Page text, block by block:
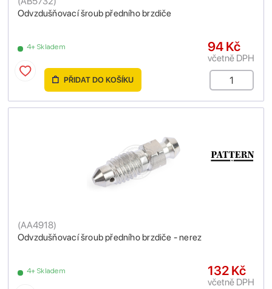
Odvzdušňovací šroub předního brzdiče
4+ Skladem 94 Kč
včetně DPH
PŘIDAT DO KOŠÍKU
Odvzdušňovací šroub předního brzdiče - nerez
(AA4918)
4+ Skladem 132 Kč
včetně DPH